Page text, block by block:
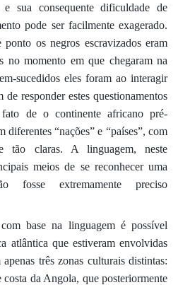
sua consequente dificuldade de
pode ser facilmente exagerado.
os negros escravizados eram
no momento em que chegaram na
sucedidos eles foram ao interagir
responder estes questionamentos
de o continente africano pré-
“nações” e “países”, com
tão claras. A linguagem, neste
meios de se reconhecer uma
fosse extremamente preciso
base na linguagem é possível
atlântica que estiveram envolvidas
três zonas culturais distintas:
da Angola, que posteriormente